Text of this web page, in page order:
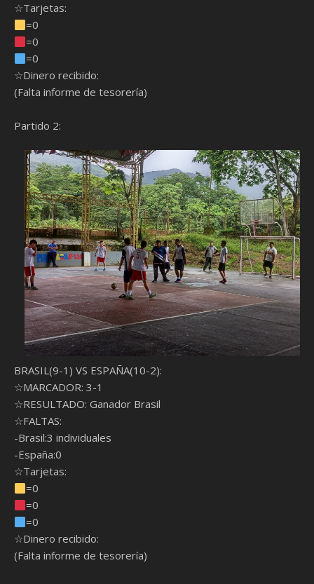
☆Tarjetas:
=0
=0
=0
☆Dinero recibido:
(Falta informe de tesorería)
Partido 2:
BRASIL(9-1) VS ESPAÑA(10-2):
☆MARCADOR: 3-1
☆RESULTADO: Ganador Brasil
☆FALTAS:
-Brasil:3 individuales
-España:0
☆Tarjetas:
=0
=0
=0
☆Dinero recibido:
(Falta informe de tesorería)